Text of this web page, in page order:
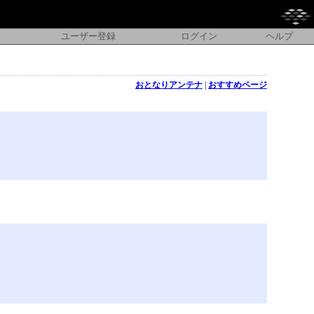
ユーザー登録 ログイン ヘルプ
おとなりアンテナ| おすすめページ